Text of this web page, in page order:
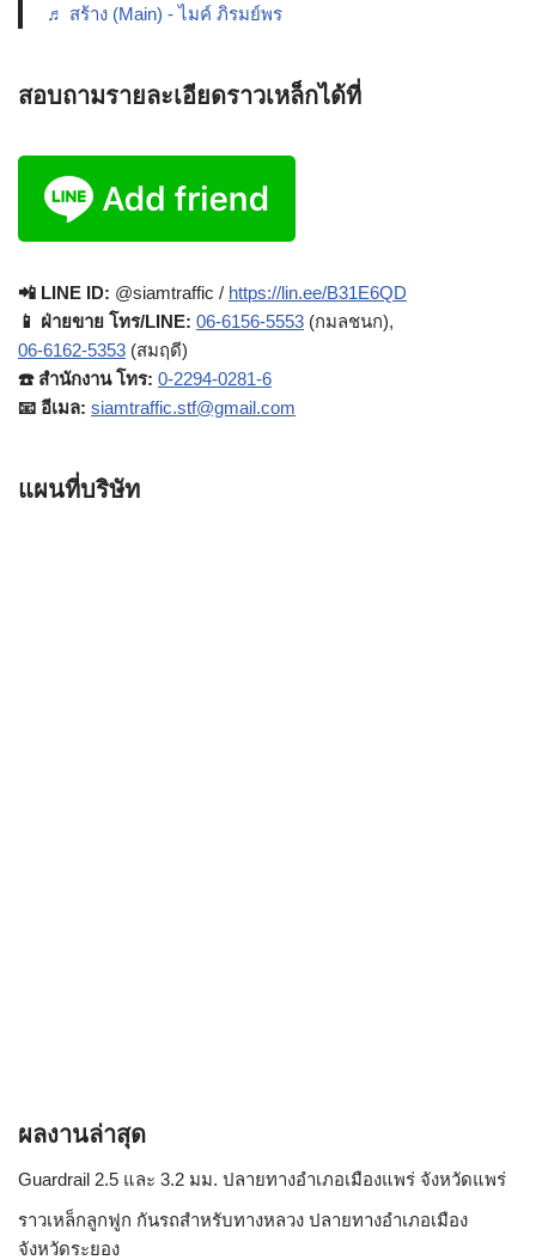
♬ สร้าง (Main) - ไมค์ ภิรมย์พร
สอบถามรายละเอียดราวเหล็กได้ที่
📲 LINE ID: @siamtraffic / https://lin.ee/B31E6QD
📱 ฝ่ายขาย โทร/LINE: 06-6156-5553 (กมลชนก),
06-6162-5353 (สมฤดี)
☎️ สำนักงาน โทร: 0-2294-0281-6
📧 อีเมล: siamtraffic.stf@gmail.com
แผนที่บริษัท
ผลงานล่าสุด
Guardrail 2.5 และ 3.2 มม. ปลายทางอำเภอเมืองแพร่ จังหวัดแพร่
ราวเหล็กลูกฟูก กันรถสําหรับทางหลวง ปลายทางอำเภอเมือง
จังหวัดระยอง